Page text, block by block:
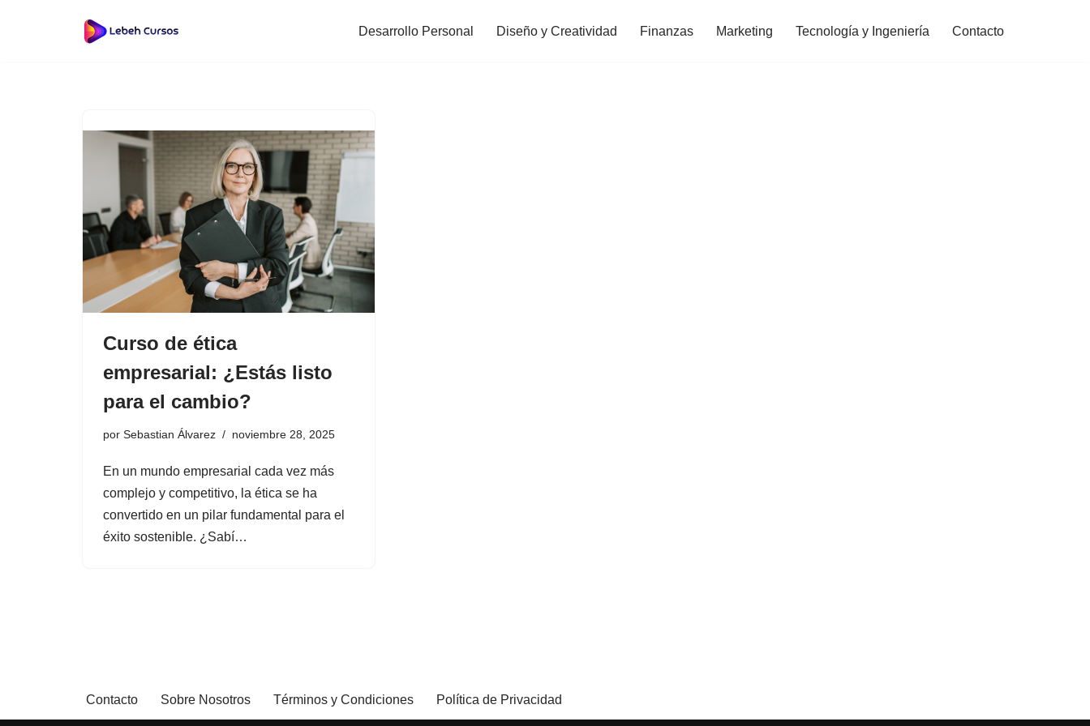
Desarrollo Personal Diseño y Creatividad Finanzas Marketing Tecnología y Ingeniería Contacto
Curso de ética
empresarial: ¿Estás listo
para el cambio?
por Sebastian Álvarez noviembre 28, 2025
En un mundo empresarial cada vez más
complejo y competitivo, la ética se ha
convertido en un pilar fundamental para el
éxito sostenible. ¿Sabí…
Contacto Sobre Nosotros Términos y Condiciones Política de Privacidad